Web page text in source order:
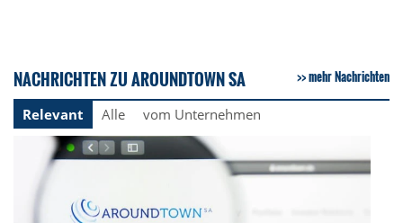
NACHRICHTEN ZU AROUNDTOWN SA mehr Nachrichten
Relevant Alle vom Unternehmen